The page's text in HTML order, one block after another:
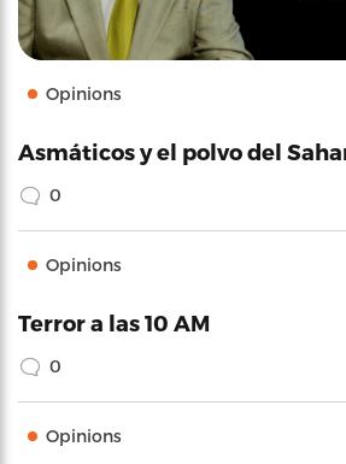
Opinions
Asmáticos y el polvo del
0
Opinions
Terror a las 10 AM
0
Opinions